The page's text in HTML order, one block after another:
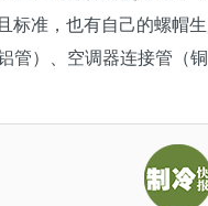
准，也有自己的螺帽
）、空调器连接管（